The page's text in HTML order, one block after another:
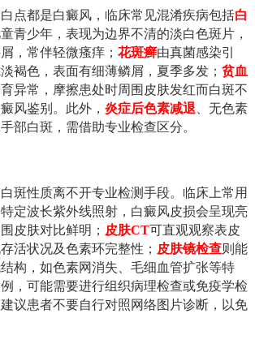
点都是白癜风，临床常见混淆疾病包括白
青少年，表现为边界不清的淡白色斑片，
，常伴轻微瘙痒； 花斑癣由真菌感染引
褐色，表面有细薄鳞屑，夏季多发； 贫血
异常，摩擦患处时周围皮肤发红而白斑不
风鉴别。此外， 炎症后色素减退 、无色素
部白斑，需借助专业检查区分。
斑性质离不开专业检测手段。临床上常用
特定波长紫外线照射，白癜风皮损会呈现亮
皮肤对比鲜明； 皮肤CT可直观观察表皮
活状况及色素环完整性； 皮肤镜检查则能
构，如色素网消失、毛细血管扩张等特
，可能需要进行组织病理检查或免疫学检
议患者不要自行对照网络图片诊断，以免